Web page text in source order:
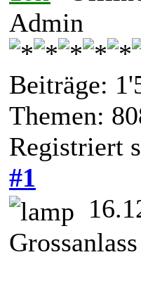
Admin
Beiträge:
Themen:
Registriert
#1